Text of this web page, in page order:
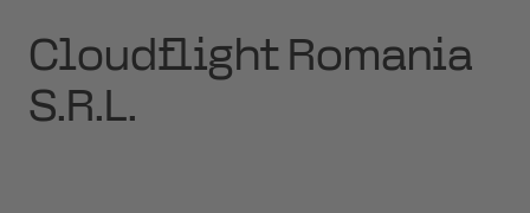
Cloudflight Romania
S.R.L.